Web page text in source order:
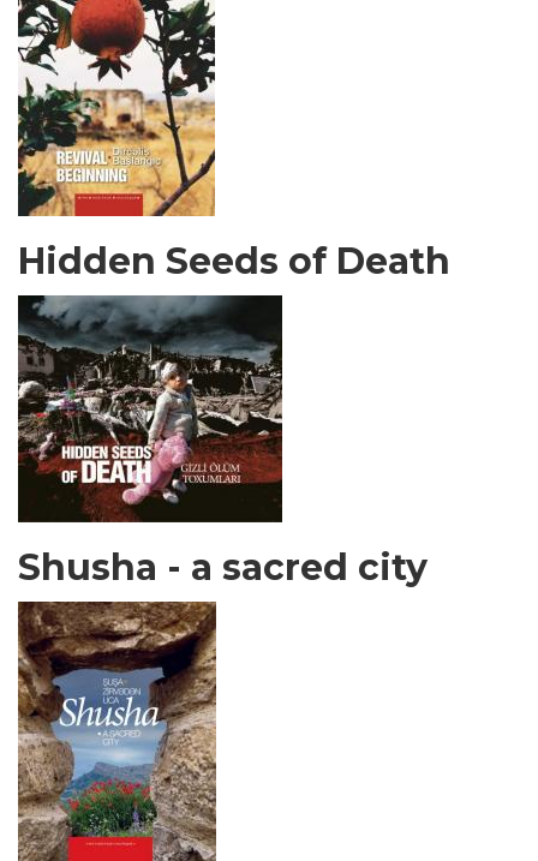
Hidden Seeds of Death
Shusha - a sacred city